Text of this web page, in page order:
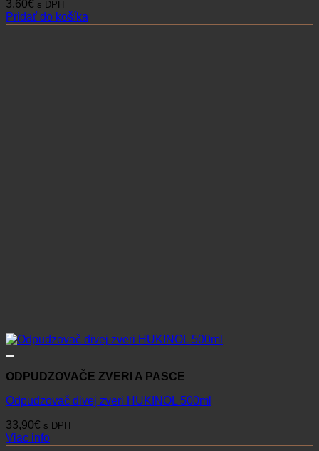
3,60€ s DPH
Pridať do košíka
ODPUDZOVAČE ZVERI A PASCE
Odpudzovač divej zveri HUKINOL 500ml
33,90€ s DPH
Viac info